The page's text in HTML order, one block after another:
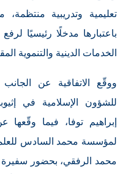
تعليمية وتدريبية
باعتبارها مدخلًا رئيسيًا
الخدمات الدينية والتنموية
ووقّع الاتفاقية عن
للشؤون الإسلامية في
إبراهيم توفا، فيما وقّعها
لمؤسسة محمد السادس
محمد الرفقي، بحضور سفيرة